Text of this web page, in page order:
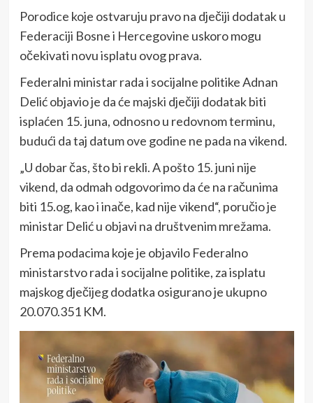
Porodice koje ostvaruju pravo na dječiji dodatak u
Federaciji Bosne i Hercegovine uskoro mogu
očekivati novu isplatu ovog prava.
Federalni ministar rada i socijalne politike Adnan
Delić objavio je da će majski dječiji dodatak biti
isplaćen 15. juna, odnosno u redovnom terminu,
budući da taj datum ove godine ne pada na vikend.
„U dobar čas, što bi rekli. A pošto 15. juni nije
vikend, da odmah odgovorimo da će na računima
biti 15.og, kao i inače, kad nije vikend“, poručio je
ministar Delić u objavi na društvenim mrežama.
Prema podacima koje je objavilo Federalno
ministarstvo rada i socijalne politike, za isplatu
majskog dječijeg dodatka osigurano je ukupno
20.070.351 KM.